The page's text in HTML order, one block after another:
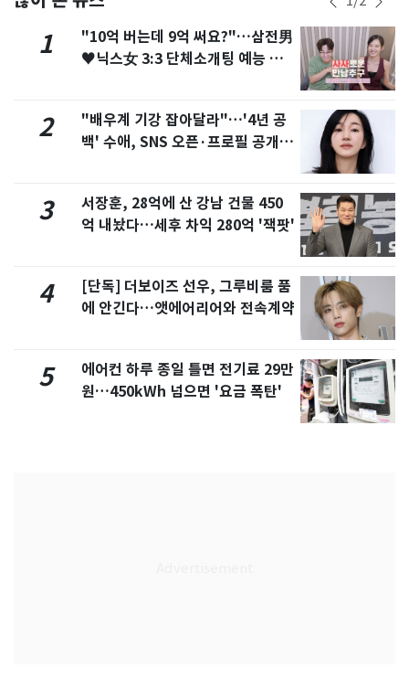
1
"10억 버는데 9억 써요?"…삼전男
♥닉스女 3:3 단체소개팅 예능 화
2
"배우계 기강 잡아달라"…'4년 공
백' 수애, SNS 오픈·프로필 공개
3
서장훈, 28억에 산 강남 건물 450
억 내놨다…세후 차익 280억 '잭팟'
4
[단독] 더보이즈 선우, 그루비룸 품
에 안긴다…앳에어리어와 전속계약
5
에어컨 하루 종일 틀면 전기료 29만
원…450kWh 넘으면 '요금 폭탄'